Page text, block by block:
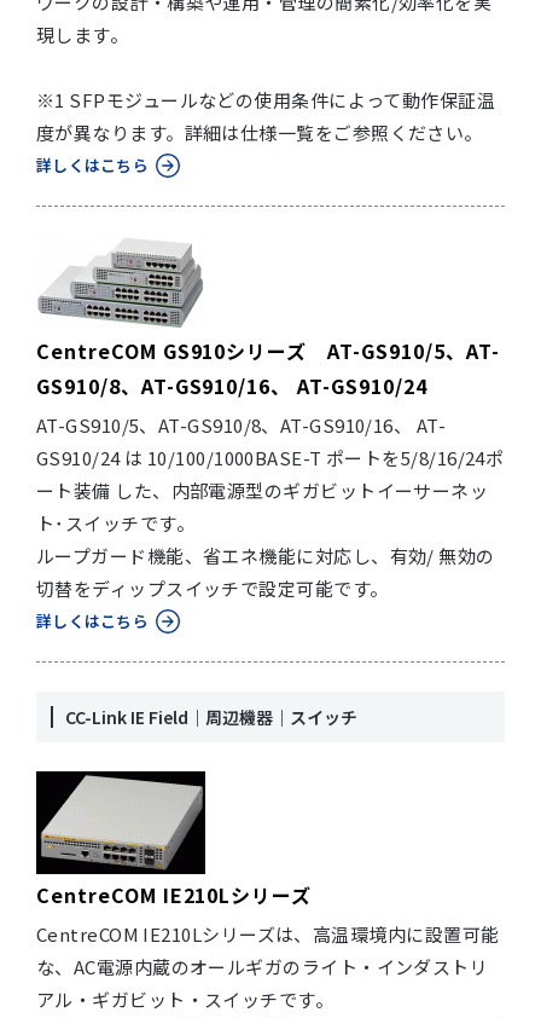
現します。
※1 SFPモジュールなどの使用条件によって動作保証温
度が異なります。詳細は仕様一覧をご参照ください。
詳しくはこちら
CentreCOM GS910シリーズ AT-GS910/5、AT-
GS910/8、AT-GS910/16、 AT-GS910/24
AT-GS910/5、AT-GS910/8、AT-GS910/16、 AT-
GS910/24 は 10/100/1000BASE-T ポートを5/8/16/24ポ
ート装備 した、内部電源型のギガビットイーサーネッ
ト･スイッチです。
ループガード機能、省エネ機能に対応し、有効/ 無効の
切替をディップスイッチで設定可能です。
詳しくはこちら
CC-Link IE Field｜周辺機器｜スイッチ
CentreCOM IE210Lシリーズ
CentreCOM IE210Lシリーズは、高温環境内に設置可能
な、AC電源内蔵のオールギガのライト・インダストリ
アル・ギガビット・スイッチです。